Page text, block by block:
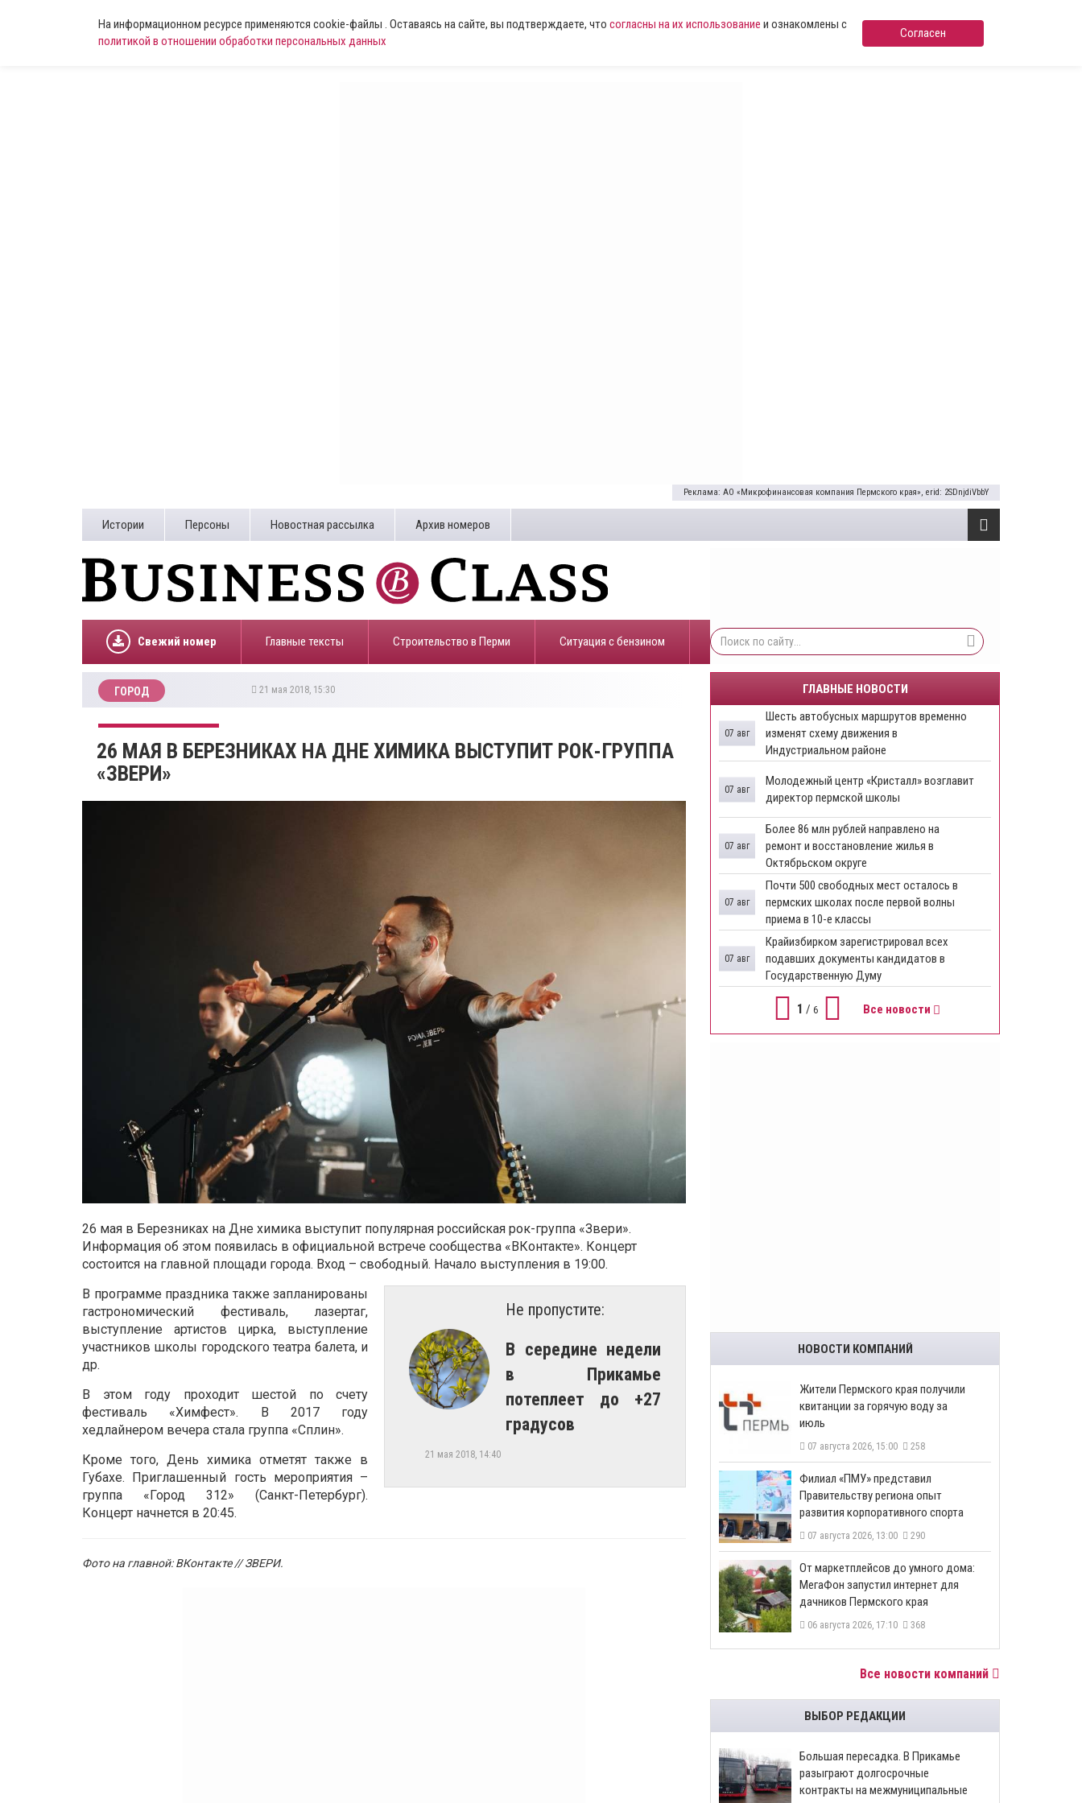
На информационном ресурсе применяются cookie-файлы . Оставаясь на сайте, вы подтверждаете, что согласны на их использование и ознакомлены с
политикой в отношении обработки персональных данных
Согласен
Реклама: АО «Микрофинансовая компания Пермского края», erid: 2SDnjdiVbbY
Истории Персоны Новостная рассылка Архив номеров
Свежий номер Главные тексты Строительство в Перми ​Ситуация с бензином
ГОРОД 21 мая 2018, 15:30
26 МАЯ В БЕРЕЗНИКАХ НА ДНЕ ХИМИКА ВЫСТУПИТ РОК-ГРУППА
«ЗВЕРИ»
26 мая в Березниках на Дне химика выступит популярная российская рок-группа «Звери».
Информация об этом появилась в официальной встрече сообщества «ВКонтакте». Концерт
состоится на главной площади города. Вход – свободный. Начало выступления в 19:00.
Не пропустите:
​В середине недели
в Прикамье
потеплеет до +27
градусов
21 мая 2018, 14:40
В программе праздника также запланированы
гастрономический фестиваль, лазертаг,
выступление артистов цирка, выступление
участников школы городского театра балета, и
др.
В этом году проходит шестой по счету
фестиваль «Химфест». В 2017 году
хедлайнером вечера стала группа «Сплин».
Кроме того, День химика отметят также в
Губахе. Приглашенный гость мероприятия –
группа «Город 312» (Санкт-Петербург).
Концерт начнется в 20:45.
Фото на главной: ВКонтакте // ЗВЕРИ.
ГЛАВНЫЕ НОВОСТИ
Шесть автобусных маршрутов временно
изменят схему движения в
Индустриальном районе
07 авг
Молодежный центр «Кристалл» возглавит
директор пермской школы
07 авг
Более 86 млн рублей направлено на
ремонт и восстановление жилья в
Октябрьском округе
07 авг
Почти 500 свободных мест осталось в
пермских школах после первой волны
приема в 10-е классы
07 авг
Крайизбирком зарегистрировал всех
подавших документы кандидатов в
Государственную Думу
07 авг
1 / 6 Все новости
НОВОСТИ КОМПАНИЙ
​Жители Пермского края получили
квитанции за горячую воду за
июль
07 августа 2026, 15:00 258
​Филиал «ПМУ» представил
Правительству региона опыт
развития корпоративного спорта
07 августа 2026, 13:00 290
От маркетплейсов до умного дома:
МегаФон запустил интернет для
дачников Пермского края
06 августа 2026, 17:10 368
Все новости компаний
ВЫБОР РЕДАКЦИИ
Большая пересадка. В Прикамье
разыграют долгосрочные
контракты на межмуниципальные